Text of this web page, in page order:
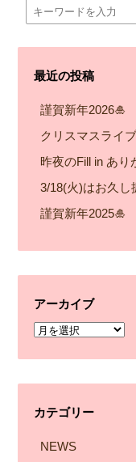
最近の投稿
謹賀新年2026🎍
クリスマスライ
昨夜のFill in あり
3/18(火)はお久し
謹賀新年2025🎍
アーカイブ
ア
カ
イ
カテゴリー
NEWS